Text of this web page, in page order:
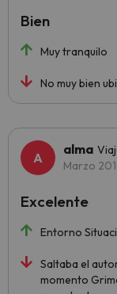
Muy tranquilo
No muy bien
Bien
alma
Marzo
Entorno
Saltaba el
momento
Excelente